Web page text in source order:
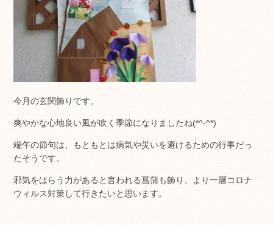
今月の玄関飾りです。
爽やかな心地良い風が吹く季節になりましたね(*^-^*)
端午の節句は、もともとは病気や災いを避けるための行事だっ
たそうです。
邪気をはらう力があると言われる菖蒲も飾り、より一層コロナ
ウィルス対策して行きたいと思います。